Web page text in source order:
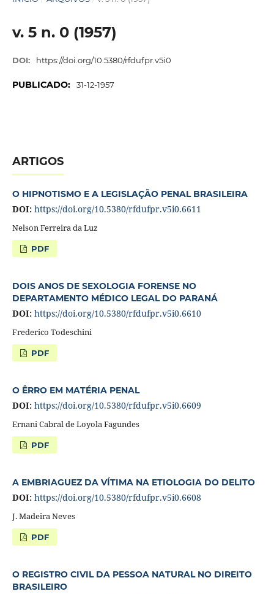
v. 5 n. 0 (1957)
DOI: https://doi.org/10.5380/rfdufpr.v5i0
PUBLICADO: 31-12-1957
ARTIGOS
O HIPNOTISMO E A LEGISLAÇÃO PENAL BRASILEIRA
DOI: https://doi.org/10.5380/rfdufpr.v5i0.6611
Nelson Ferreira da Luz
PDF
DOIS ANOS DE SEXOLOGIA FORENSE NO
DEPARTAMENTO MÉDICO LEGAL DO PARANÁ
DOI: https://doi.org/10.5380/rfdufpr.v5i0.6610
Frederico Todeschini
PDF
O ÊRRO EM MATÉRIA PENAL
DOI: https://doi.org/10.5380/rfdufpr.v5i0.6609
Ernani Cabral de Loyola Fagundes
PDF
A EMBRIAGUEZ DA VÍTIMA NA ETIOLOGIA DO DELITO
DOI: https://doi.org/10.5380/rfdufpr.v5i0.6608
J. Madeira Neves
PDF
O REGISTRO CIVIL DA PESSOA NATURAL NO DIREITO
BRASILEIRO